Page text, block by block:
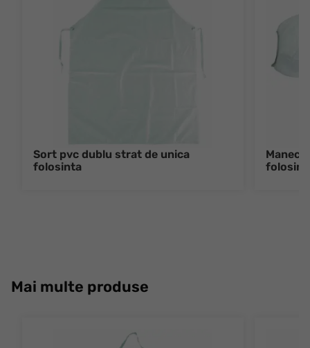
Sort pvc dublu strat de unica
folosinta
Mai multe produse